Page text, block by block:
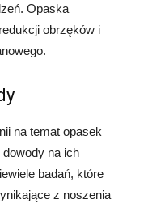
Opaska
obrzęków i
na temat opasek
na ich
badań, które
z noszenia